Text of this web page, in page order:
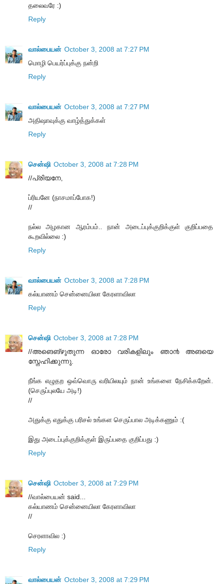
தலைவரே :)
Reply
வால்பையன் October 3, 2008 at 7:27 PM
மொழி பெயர்ப்புக்கு நன்றி
Reply
வால்பையன் October 3, 2008 at 7:27 PM
அதிஷாவுக்கு வாழ்த்துக்கள்
Reply
சென்ஷி October 3, 2008 at 7:28 PM
//പ്രിയനേ,
ப்ரியனே (நாசமாப்போக!)
//
நல்ல அழகான ஆரம்பம்.. நான் அடைப்புக்குறிக்குள் குறிப்பதை
கூறவில்லை :)
Reply
வால்பையன் October 3, 2008 at 7:28 PM
கல்யாணம் சென்னையிலா கேரளாவிலா
Reply
சென்ஷி October 3, 2008 at 7:28 PM
//അങെങ്‌ഴുതുന്ന ഓരോ വരികളിലും ഞാ൯ അങയെ
സ്നേഹിക്കുന്നു.
நீங்க எழுதற ஒவ்வொரு வரியிலயும் நான் உங்களை நேசிக்கறேன்.
(செருப்புலயே அடி!)
//
அதுக்கு எதுக்கு பரிசல் உங்கள செருப்பால அடிக்கணும் :(
இது அடைப்புக்குறிக்குள் இருப்பதை குறிப்பது :)
Reply
சென்ஷி October 3, 2008 at 7:29 PM
//வால்பையன் said...
கல்யாணம் சென்னையிலா கேரளாவிலா
//
செரளாவில :)
Reply
வால்பையன் October 3, 2008 at 7:29 PM